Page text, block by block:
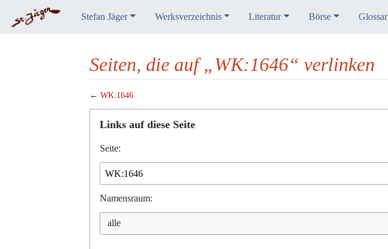
Stefan Jäger Werksverzeichnis Literatur Börse Glossar
Seiten, die auf „WK:1646“ verlinken
← WK:1646
Wechseln zu:Navigation,Suche
Links auf diese Seite
Seite:
Namensraum: